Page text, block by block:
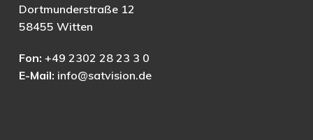
Dortmunderstraße 12
58455 Witten
Fon: +49 2302 28 23 3 0
E-Mail: info@satvision.de